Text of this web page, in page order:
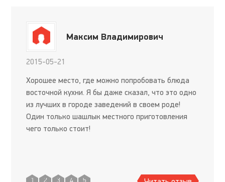
Максим Владимирович
2015-05-21
Хорошее место, где можно попробовать блюда
восточной кухни. Я бы даже сказал, что это одно
из лучших в городе заведений в своем роде!
Один только шашлык местного приготовления
чего только стоит!